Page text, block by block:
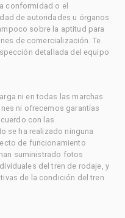
conformidad o el
de autoridades u órganos
sobre la aptitud para
de comercialización. Te
detallada del equipo
ni en todas las marchas
ni ofrecemos garantías
con las
se ha realizado ninguna
de funcionamiento
suministrado fotos
del tren de rodaje, y
de la condición del tren